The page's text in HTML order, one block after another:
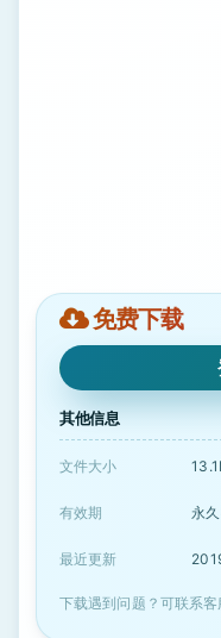
免费下载
其他信息
文件大小
有效期 永
最近更新
下载遇到问题？可联系